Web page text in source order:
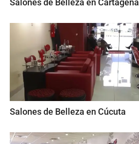
Salones de Belleza en Cartagena
Salones de Belleza en Cúcuta